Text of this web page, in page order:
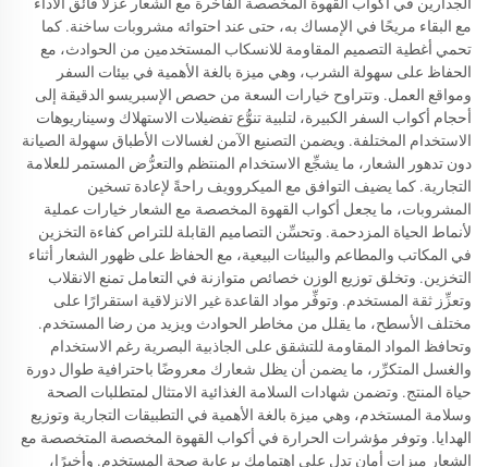
مع البقاء مريحًا في الإمساك به، حتى عند احتوائه مشروبات ساخنة. كما
تحمي أغطية التصميم المقاومة للانسكاب المستخدمين من الحوادث، مع
الحفاظ على سهولة الشرب، وهي ميزة بالغة الأهمية في بيئات السفر
ومواقع العمل. وتتراوح خيارات السعة من حصص الإسبريسو الدقيقة إلى
أحجام أكواب السفر الكبيرة، لتلبية تنوُّع تفضيلات الاستهلاك وسيناريوهات
الاستخدام المختلفة. ويضمن التصنيع الآمن لغسالات الأطباق سهولة الصيانة
دون تدهور الشعار، ما يشجِّع الاستخدام المنتظم والتعرُّض المستمر للعلامة
التجارية. كما يضيف التوافق مع الميكروويف راحةً لإعادة تسخين
المشروبات، ما يجعل أكواب القهوة المخصصة مع الشعار خيارات عملية
لأنماط الحياة المزدحمة. وتحسِّن التصاميم القابلة للتراص كفاءة التخزين
في المكاتب والمطاعم والبيئات البيعية، مع الحفاظ على ظهور الشعار أثناء
التخزين. وتخلق توزيع الوزن خصائص متوازنة في التعامل تمنع الانقلاب
وتعزِّز ثقة المستخدم. وتوفِّر مواد القاعدة غير الانزلاقية استقرارًا على
مختلف الأسطح، ما يقلل من مخاطر الحوادث ويزيد من رضا المستخدم.
وتحافظ المواد المقاومة للتشقق على الجاذبية البصرية رغم الاستخدام
والغسل المتكرِّر، ما يضمن أن يظل شعارك معروضًا باحترافية طوال دورة
حياة المنتج. وتضمن شهادات السلامة الغذائية الامتثال لمتطلبات الصحة
وسلامة المستخدم، وهي ميزة بالغة الأهمية في التطبيقات التجارية وتوزيع
الهدايا. وتوفر مؤشرات الحرارة في أكواب القهوة المخصصة المتخصصة مع
الشعار ميزات أمان تدل على اهتمامك برعاية صحة المستخدم. وأخيرًا،